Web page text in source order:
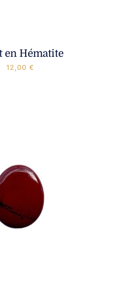
en Hématite
12,00 €